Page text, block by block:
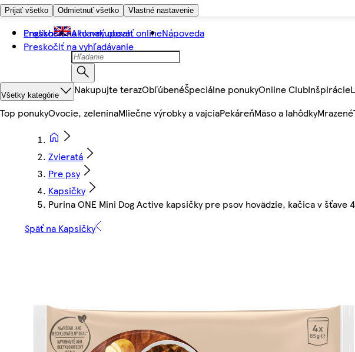
Prijať všetko Odmietnuť všetko Vlastné nastavenie
Preskočiť na hlavný obsah
Preskočiť na vyhľadávanie
English Ako nakupovať onlineNápoveda
Všetky kategórie Nakupujte terazObľúbenéŠpeciálne ponukyOnline ClubInšpirácie
Top ponukyOvocie, zeleninaMliečne výrobky a vajciaPekáreňMäso a lahôdkyMrazené
Zvieratá
Pre psy
Kapsičky
Purina ONE Mini Dog Active kapsičky pre psov hovädzie, kačica v šťave
Späť na Kapsičky